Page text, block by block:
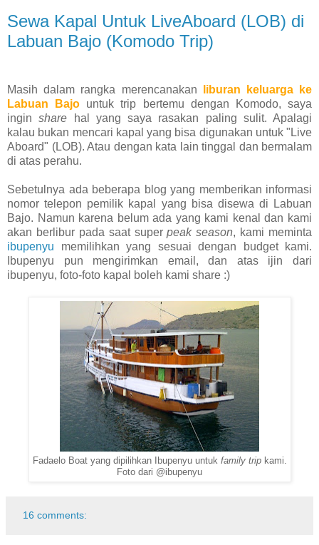
Sewa Kapal Untuk LiveAboard (LOB) di
Labuan Bajo (Komodo Trip)
Masih dalam rangka merencanakan
liburan keluarga ke
Labuan Bajo untuk trip bertemu dengan Komodo, saya
inginshare hal yang saya rasakan paling sulit. Apalagi
kalau bukan mencari kapal yang bisa digunakan untuk "Live
Aboard" (LOB). Atau dengan kata lain tinggal dan bermalam
di atas perahu.
Sebetulnya ada beberapa blog yang memberikan informasi
nomor telepon pemilik kapal yang bisa disewa di Labuan
Bajo. Namun karena belum ada yang kami kenal dan kami
akan berlibur pada saat superpeak season, kami meminta
ibupenyu memilihkan yang sesuai dengan budget kami.
Ibupenyu pun mengirimkan email, dan atas ijin dari
ibupenyu, foto-foto kapal boleh kami share :)
Fadaelo Boat yang dipilihkan Ibupenyu untuk family tripkami.
Foto dari @ibupenyu
16 comments: